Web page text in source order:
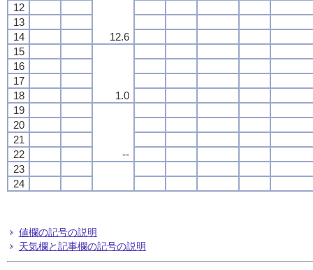
12.6
12
13
14
15
1.0
16
17
18
19
--
20
21
22
23
24
値欄の記号の説明
天気欄と記事欄の記号の説明